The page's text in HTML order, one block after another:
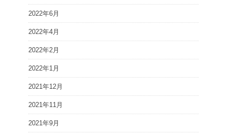
2022年6月
2022年4月
2022年2月
2022年1月
2021年12月
2021年11月
2021年9月